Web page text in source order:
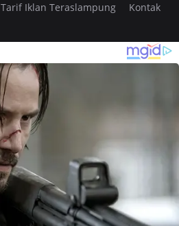
Tarif Iklan Teraslampung
Kontak